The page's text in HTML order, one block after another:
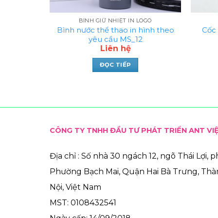
BÌNH GIỮ NHIỆT IN LOGO
Bình nước thể thao in hình theo
yêu cầu MS_12
Liên hệ
ĐỌC TIẾP
CÔNG TY TNHH ĐẦU TƯ PHÁT TRIỂN ANT
Địa chỉ : Số nhà 30 ngách 12, ngõ Thái Lợi,
Phường Bạch Mai, Quận Hai Bà Trưng,
Nội, Việt Nam
MST: 0108432541